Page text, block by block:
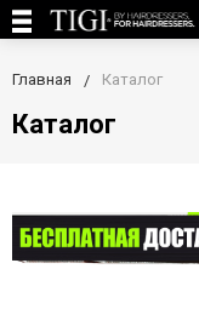
Главная Каталог
Каталог